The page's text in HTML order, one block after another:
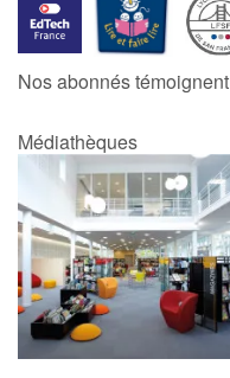
Nos abonnés témoignent
Médiathèques